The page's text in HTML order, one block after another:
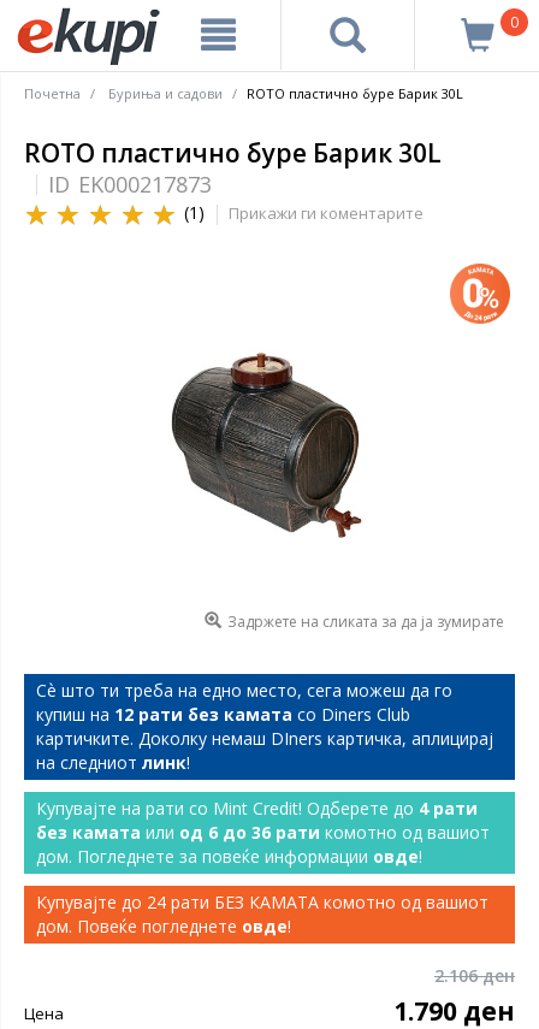
0
Почетна Буриња и садови ROTO пластично буре Барик 30L
ROTO пластично буре Барик 30L
ID EK000217873
(1) Прикажи ги коментарите
Задржете на сликата за да ја зумирате
Сѐ што ти треба на едно место, сега можеш да го
купиш на 12 рати без камата со Diners Club
картичките. Доколку немаш DIners картичка, аплицирај
на следниот линк!
Купувајте на рати со Mint Credit! Одберете до 4 рати
без камата или од 6 до 36 рати комотно од вашиот
дом. Погледнете за повеќе информации овде!
Купувајте до 24 рати БЕЗ КАМАТА комотно од вашиот
дом. Повеќе погледнете овде!
2.106 ден
Цена 1.790 ден